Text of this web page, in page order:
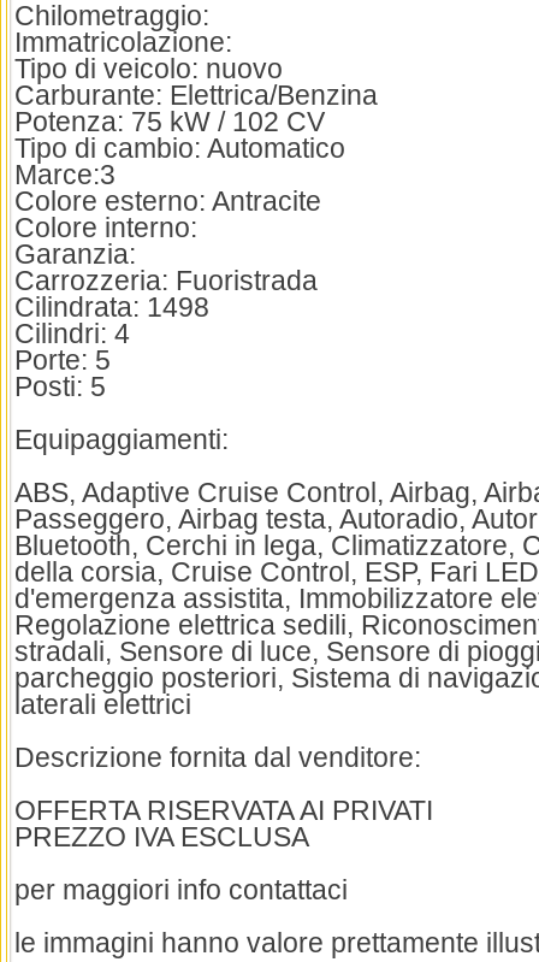
Chilometraggio:
Immatricolazione:
Tipo di veicolo: nuovo
Carburante: Elettrica/Benzina
Potenza: 75 kW / 102 CV
Tipo di cambio: Automatico
Marce:3
Colore esterno: Antracite
Colore interno:
Garanzia:
Carrozzeria: Fuoristrada
Cilindrata: 1498
Cilindri: 4
Porte: 5
Posti: 5
Equipaggiamenti:
ABS, Adaptive Cruise Control, Airbag,
Passeggero, Airbag testa, Autoradio,
Bluetooth, Cerchi in lega, Climatizzatore,
della corsia, Cruise Control, ESP, Fari
d'emergenza assistita, Immobilizzatore
Regolazione elettrica sedili,
stradali, Sensore di luce, Sensore di
parcheggio posteriori, Sistema di
laterali elettrici
Descrizione fornita dal venditore:
OFFERTA RISERVATA AI PRIVATI
PREZZO IVA ESCLUSA
per maggiori info contattaci
le immagini hanno valore prettamente